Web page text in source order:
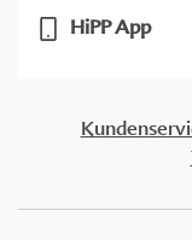
HiPP App